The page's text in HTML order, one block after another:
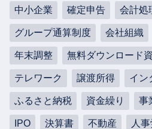
中小企業 確定申告 会計処
グループ通算制度 会社組織
年末調整 無料ダウンロード
テレワーク 譲渡所得 イン
ふるさと納税 資金繰り 事
IPO 決算書 不動産 人